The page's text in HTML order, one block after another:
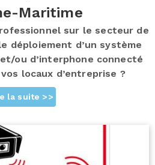
Maritime
sur le secteur de
déploiement d’un système
ou d’interphone connecté
locaux d’entreprise ?
la suite >>